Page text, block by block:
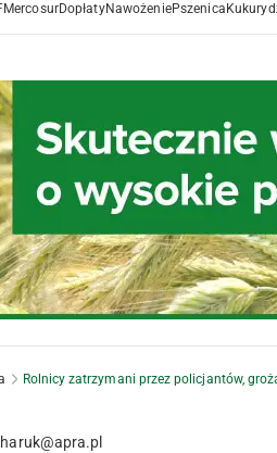
MercosurDopłatyNawożeniePszenica
Rolnicy zatrzymani przez policjantów,